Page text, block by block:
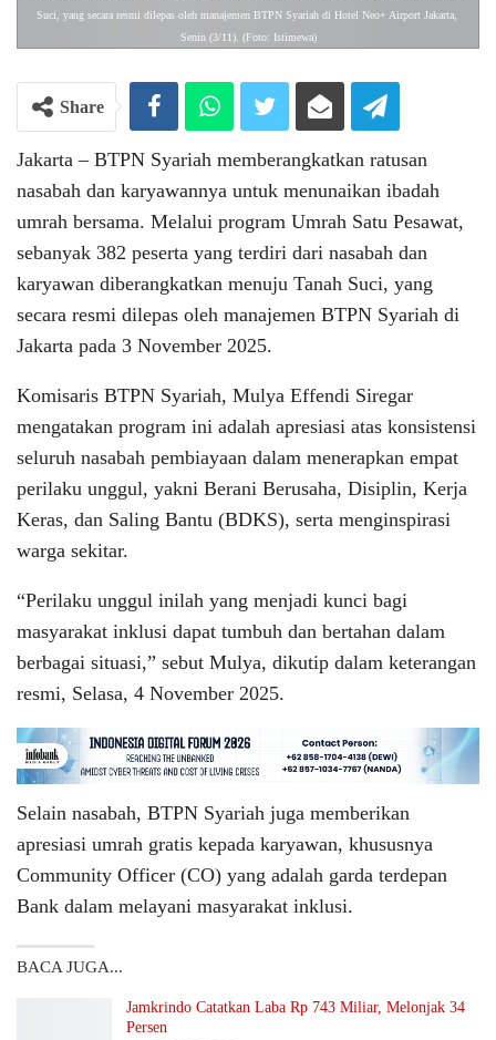
Suci, yang secara resmi dilepas oleh manajemen BTPN Syariah di Hotel Neo+ Airport Jakarta,
Senin (3/11). (Foto: Istimewa)
Share
Jakarta – BTPN Syariah memberangkatkan ratusan
nasabah dan karyawannya untuk menunaikan ibadah
umrah bersama. Melalui program Umrah Satu Pesawat,
sebanyak 382 peserta yang terdiri dari nasabah dan
karyawan diberangkatkan menuju Tanah Suci, yang
secara resmi dilepas oleh manajemen BTPN Syariah di
Jakarta pada 3 November 2025.
Komisaris BTPN Syariah, Mulya Effendi Siregar
mengatakan program ini adalah apresiasi atas konsistensi
seluruh nasabah pembiayaan dalam menerapkan empat
perilaku unggul, yakni Berani Berusaha, Disiplin, Kerja
Keras, dan Saling Bantu (BDKS), serta menginspirasi
warga sekitar.
“Perilaku unggul inilah yang menjadi kunci bagi
masyarakat inklusi dapat tumbuh dan bertahan dalam
berbagai situasi,” sebut Mulya, dikutip dalam keterangan
resmi, Selasa, 4 November 2025.
Selain nasabah, BTPN Syariah juga memberikan
apresiasi umrah gratis kepada karyawan, khususnya
Community Officer (CO) yang adalah garda terdepan
Bank dalam melayani masyarakat inklusi.
BACA JUGA...
Jamkrindo Catatkan Laba Rp 743 Miliar, Melonjak 34
Persen